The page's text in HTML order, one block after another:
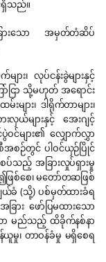
သည်။
ားသော အမှတ်တံဆိပ်
း၊ လုပ်ငန်းခွဲများနှင့်
ငြာ သို့မဟုတ် အရောင်း
ျား၊ ဒါရိုက်တာများ၊
လှယ်များနှင့် အေးဂျင့်
ဝင်များ၏ လျှောက်လွှာ
စီအစဉ်တွင် ပါဝင်ယှဉ်ပြိုင်
သည့် အခြားလှုပ်ရှားမှု
ဖြစ်စေ၊ မတော်တဆဖြစ်
ယ်ခံ (သို့) ပစ်မှတ်ထားခံရ
ား ဖော်ပြမထားသော
ော မည်သည့် ထိခိုက်နစ်နာ
ယူမှု၊ တာဝန်ခံမှု မရှိစေရ